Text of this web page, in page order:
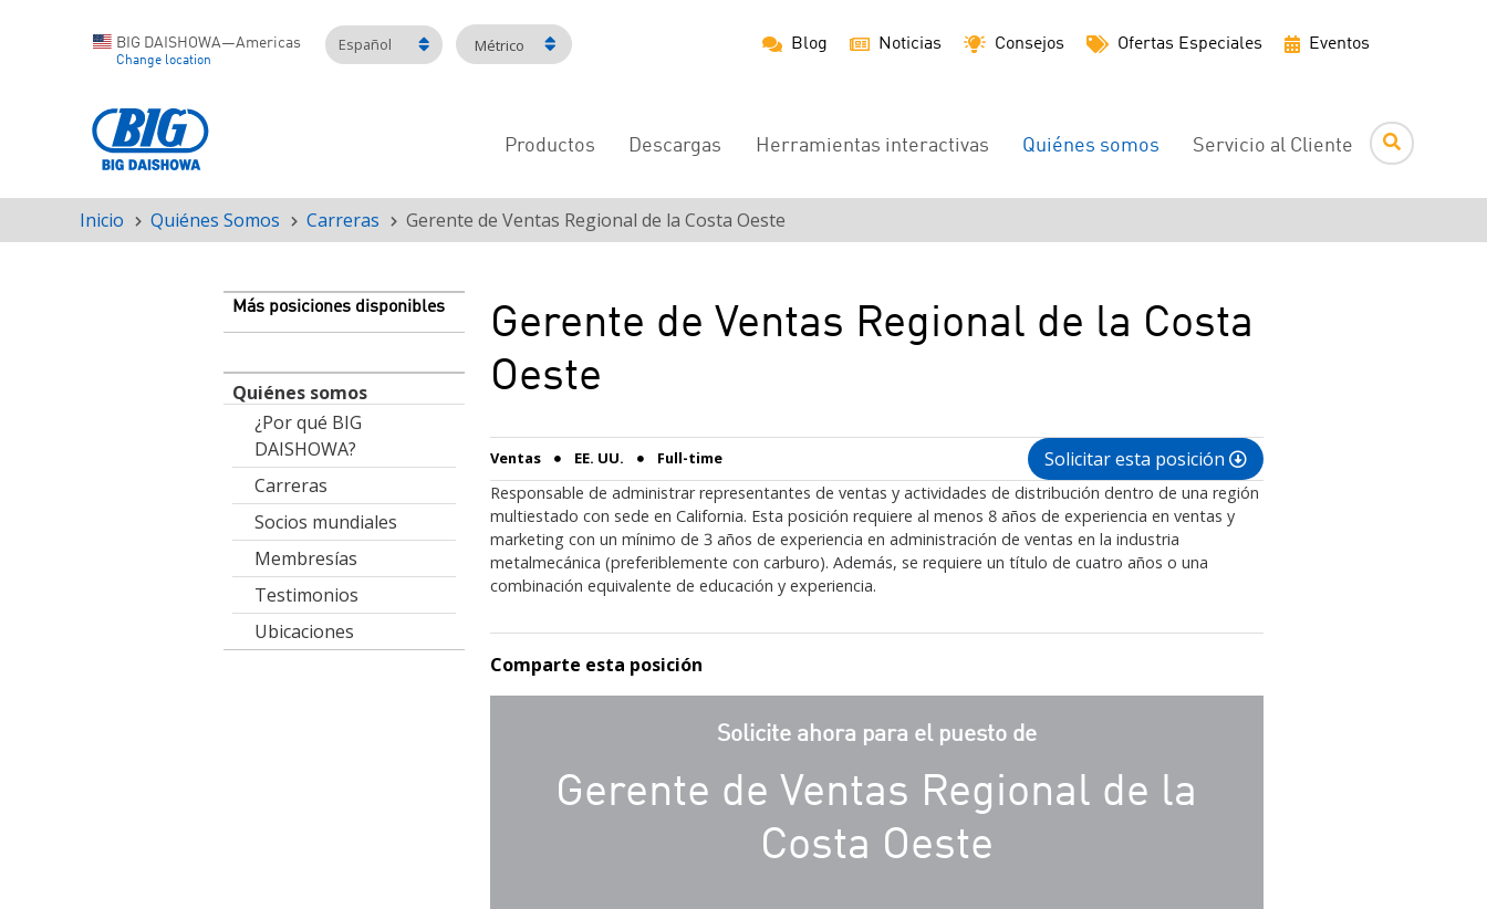
BIG DAISHOWA—Americas
Change location
Español Métrico Blog Noticias Consejos Ofertas Especiales Eventos
Navegación
Productos Descargas Herramientas interactivas Quiénes somos Servicio al Cliente
Ruta
de
Inicio Quiénes Somos Carreras Gerente de Ventas Regional de la Costa Oeste
Más posiciones disponibles
Quiénes somos
¿Por qué BIG
DAISHOWA?
Carreras
Socios mundiales
Membresías
Testimonios
Ubicaciones
Gerente de Ventas Regional de la Costa
Oeste
Ventas EE. UU. Full-time Solicitar esta posición
Responsable de administrar representantes de ventas y actividades de distribución dentro de una región
multiestado con sede en California. Esta posición requiere al menos 8 años de experiencia en ventas y
marketing con un mínimo de 3 años de experiencia en administración de ventas en la industria
metalmecánica (preferiblemente con carburo). Además, se requiere un título de cuatro años o una
combinación equivalente de educación y experiencia.
Comparte esta posición
Solicite ahora para el puesto de
Gerente de Ventas Regional de la
Costa Oeste